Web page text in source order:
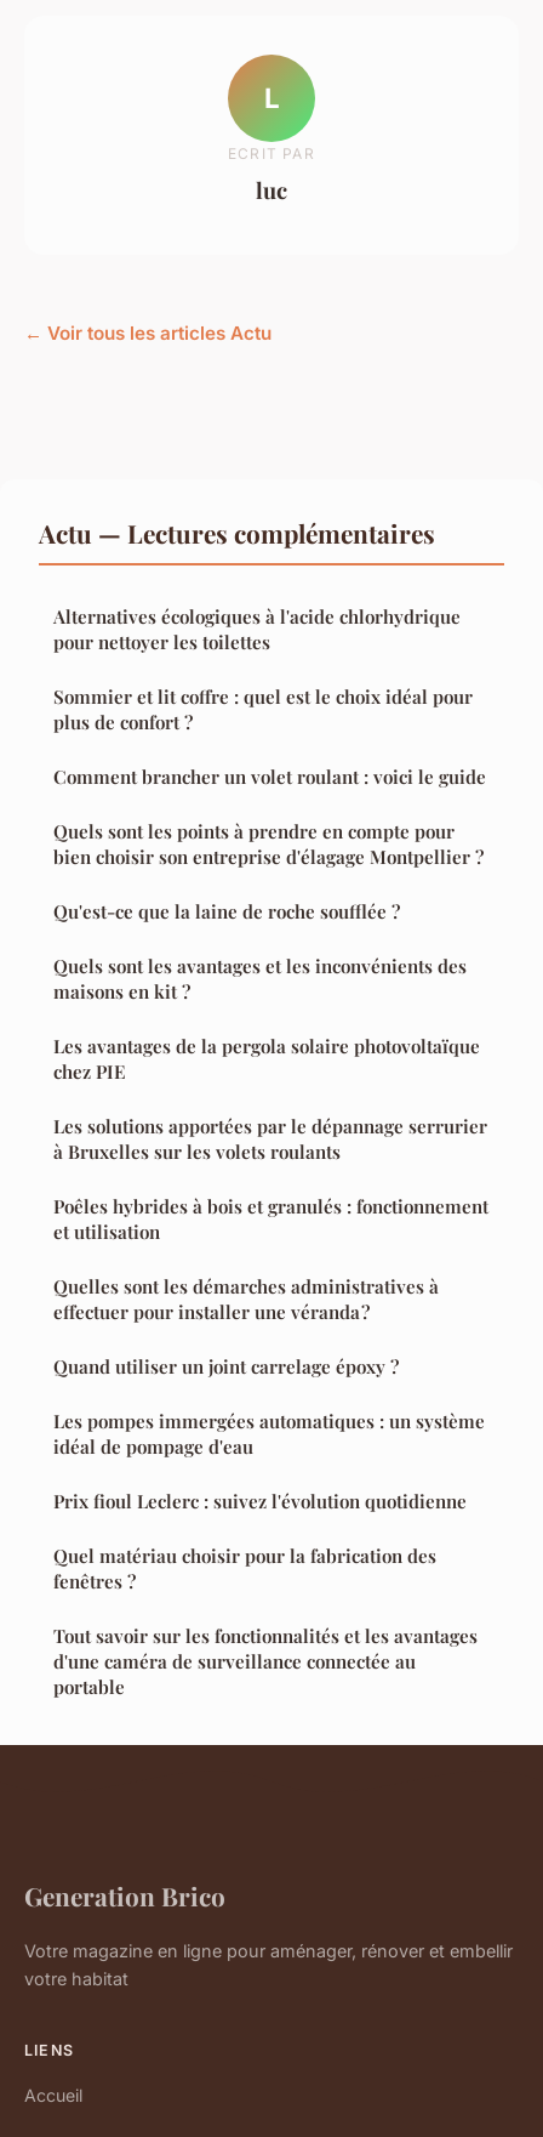
L
ECRIT PAR
luc
← Voir tous les articles Actu
Actu — Lectures complémentaires
Alternatives écologiques à l'acide chlorhydrique
pour nettoyer les toilettes
Sommier et lit coffre : quel est le choix idéal pour
plus de confort ?
Comment brancher un volet roulant : voici le guide
Quels sont les points à prendre en compte pour
bien choisir son entreprise d'élagage Montpellier ?
Qu'est-ce que la laine de roche soufflée ?
Quels sont les avantages et les inconvénients des
maisons en kit ?
Les avantages de la pergola solaire photovoltaïque
chez PIE
Les solutions apportées par le dépannage serrurier
à Bruxelles sur les volets roulants
Poêles hybrides à bois et granulés : fonctionnement
et utilisation
Quelles sont les démarches administratives à
effectuer pour installer une véranda ?
Quand utiliser un joint carrelage époxy ?
Les pompes immergées automatiques : un système
idéal de pompage d'eau
Prix fioul Leclerc : suivez l'évolution quotidienne
Quel matériau choisir pour la fabrication des
fenêtres ?
Tout savoir sur les fonctionnalités et les avantages
d'une caméra de surveillance connectée au
portable
Generation Brico
Votre magazine en ligne pour aménager, rénover et embellir
votre habitat
LIENS
Accueil